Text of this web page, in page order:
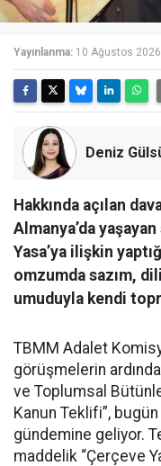
Yayınlanma: 10 Ağustos
Deniz
Hakkında açılan
Almanya’da
Yasa’ya ilişkin
omzumda sazım,
umuduyla kendi
TBMM Adalet
görüşmelerin
ve Toplumsal
Kanun Teklifi”,
gündemine geliyor.
maddelik “Çerçeve